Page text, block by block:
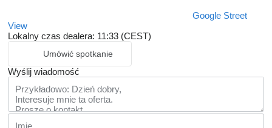
Google Street
View
Lokalny czas dealera: 11:33 (CEST)
Umówić spotkanie
Wyślij wiadomość